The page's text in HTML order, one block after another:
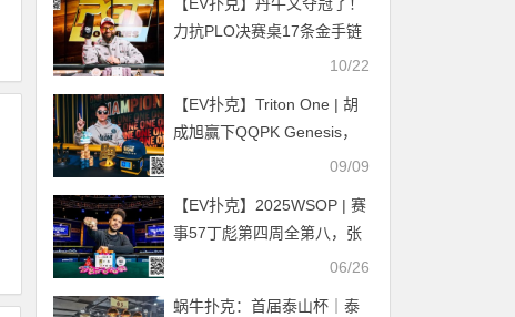
【EV扑克】丹牛又夺冠了！
力抗PLO决赛桌17条金手链
大神，斩获今年第三座PGT
10/22
【EV扑克】Triton One | 胡
成旭赢下QQPK Genesis，
TRITON ONE以震撼开场09/09
【EV扑克】2025WSOP | 赛
事57丁彪第四周全第八，张
阳、朱跃奇、罗曦湘均各自
06/26
蜗牛扑克：首届泰山杯｜泰